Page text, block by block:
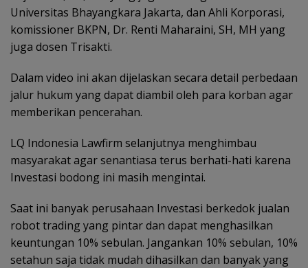
Universitas Bhayangkara Jakarta, dan Ahli Korporasi,
komissioner BKPN, Dr. Renti Maharaini, SH, MH yang
juga dosen Trisakti.
Dalam video ini akan dijelaskan secara detail perbedaan
jalur hukum yang dapat diambil oleh para korban agar
memberikan pencerahan.
LQ Indonesia Lawfirm selanjutnya menghimbau
masyarakat agar senantiasa terus berhati-hati karena
Investasi bodong ini masih mengintai.
Saat ini banyak perusahaan Investasi berkedok jualan
robot trading yang pintar dan dapat menghasilkan
keuntungan 10% sebulan. Jangankan 10% sebulan, 10%
setahun saja tidak mudah dihasilkan dan banyak yang